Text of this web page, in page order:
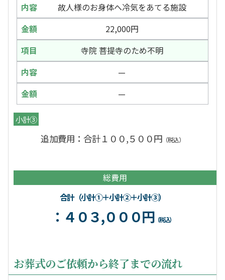
故人様のお身体へ冷気をあてる施設
22,000円
寺院 菩提寺のため不明
—
—
小計③
追加費用：合計１００,５００円 （税込）
総費用
合計（小計①＋小計②＋小計③）
：４０３,０００円 （税込）
お葬式のご依頼から終了までの流れ